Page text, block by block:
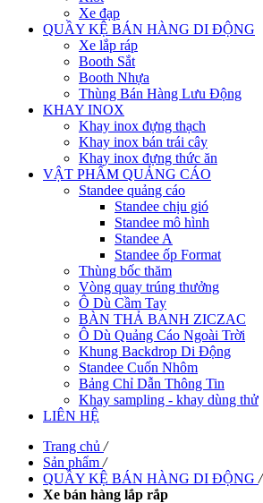
Xe đạp
QUẦY KỆ BÁN HÀNG DI ĐỘNG
Xe lắp ráp
Booth Sắt
Booth Nhựa
Thùng Bán Hàng Lưu Động
KHAY INOX
Khay inox đựng thạch
Khay inox bán trái cây
Khay inox đựng thức ăn
VẬT PHẨM QUẢNG CÁO
Standee quảng cáo
Standee chịu gió
Standee mô hình
Standee A
Standee ốp Format
Thùng bốc thăm
Vòng quay trúng thưởng
Ô Dù Cầm Tay
BÀN THẢ BANH ZICZAC
Ô Dù Quảng Cáo Ngoài Trời
Khung Backdrop Di Động
Standee Cuốn Nhôm
Bảng Chỉ Dẫn Thông Tin
Khay sampling - khay dùng thử
LIÊN HỆ
Trang chủ /
Sản phẩm /
QUẦY KỆ BÁN HÀNG DI ĐỘNG /
Xe bán hàng lắp rắp